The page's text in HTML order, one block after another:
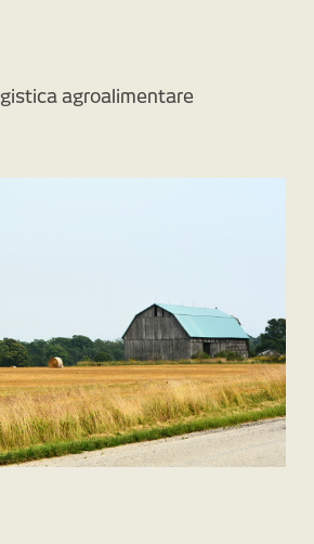
agroalimentare